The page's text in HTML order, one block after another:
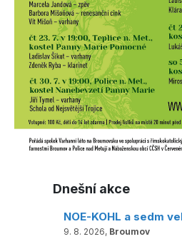
Dnešní akce
NOE-KOHL a sedm
9. 8. 2026, Broumov